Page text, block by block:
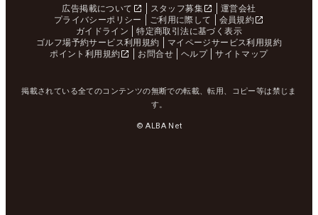
広告掲載について スタッフ募集
運営会社
プライバシーポリシー
ご利用に際して
会員規約
ガイドライン
特定商取引法に基づく表示
ゴルフ場予約サービス利用規約
マイページサービス利用規約
ポイント利用規約
お問合せ ヘルプ サイトマップ
掲載されている全てのコンテンツの無断での転載、転用、コピー等は禁じま
す。
© ALBA Net